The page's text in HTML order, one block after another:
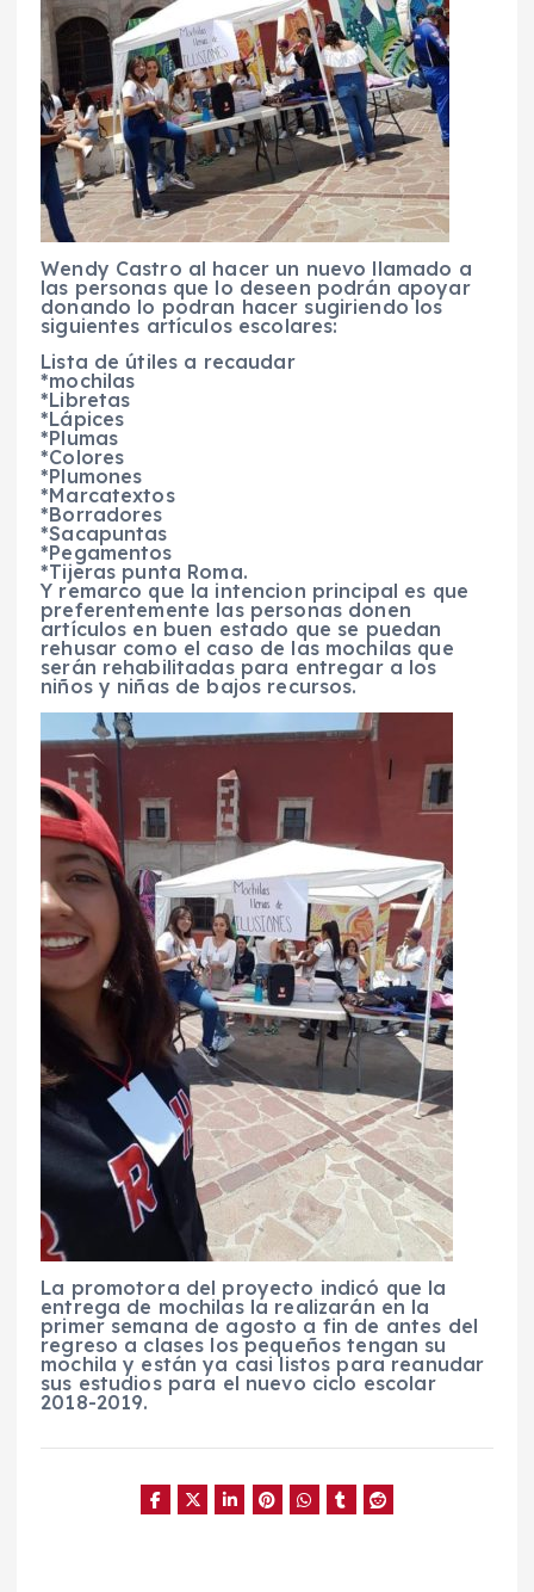
Wendy Castro al hacer un nuevo llamado a
las personas que lo deseen podrán apoyar
donando lo podran hacer sugiriendo los
siguientes artículos escolares:
Lista de útiles a recaudar
*mochilas
*Libretas
*Lápices
*Plumas
*Colores
*Plumones
*Marcatextos
*Borradores
*Sacapuntas
*Pegamentos
*Tijeras punta Roma.
Y remarco que la intencion principal es que
preferentemente las personas donen
artículos en buen estado que se puedan
rehusar como el caso de las mochilas que
serán rehabilitadas para entregar a los
niños y niñas de bajos recursos.
La promotora del proyecto indicó que la
entrega de mochilas la realizarán en la
primer semana de agosto a fin de antes del
regreso a clases los pequeños tengan su
mochila y están ya casi listos para reanudar
sus estudios para el nuevo ciclo escolar
2018-2019.